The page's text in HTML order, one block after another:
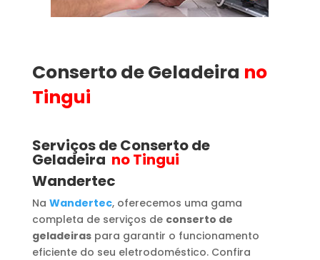
Conserto de Geladeira no
Tingui
Serviços de Conserto de
Geladeira no Tingui
Wandertec
Na Wandertec, oferecemos uma gama
completa de serviços de conserto de
geladeiraspara garantir o funcionamento
eficiente do seu eletrodoméstico. Confira